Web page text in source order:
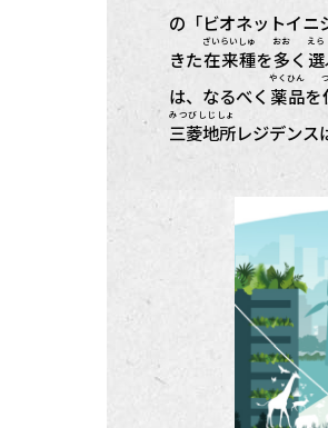
の「ビオネットイニ
きた在来
ざいらい
種
しゅ
を多
おお
く 選
えら
は、なるべく 薬品
やくひん
を
三菱地所
みつびしじしょ
レジデンス